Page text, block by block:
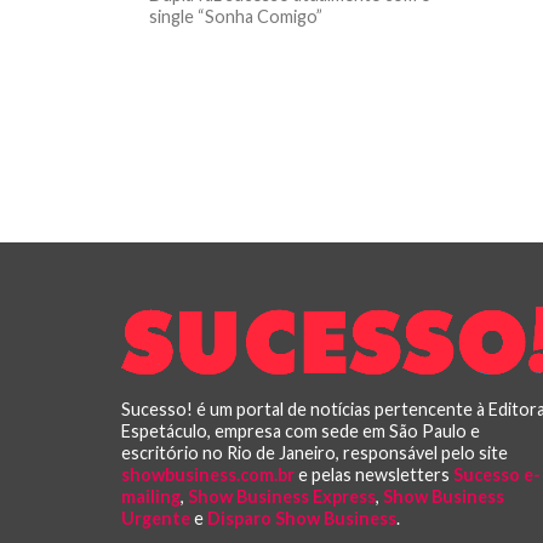
single “Sonha Comigo”
Sucesso! é um portal de notícias pertencente à
Espetáculo, empresa com sede em São Paulo e
escritório no Rio de Janeiro, responsável pelo site
showbusiness.com.bre pelas newsletters Sucesso e-
mailing, Show Business Express, Show Business
Urgentee Disparo Show Business.